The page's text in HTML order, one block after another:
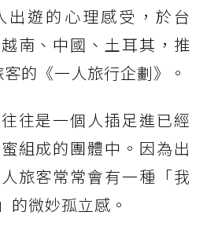
出遊的心理感受，於台
南、中國、土耳其，推
的《一人旅行企劃》。
往是一個人插足進已經
組成的團體中。因為出
旅客常常會有一種「我
的微妙孤立感。